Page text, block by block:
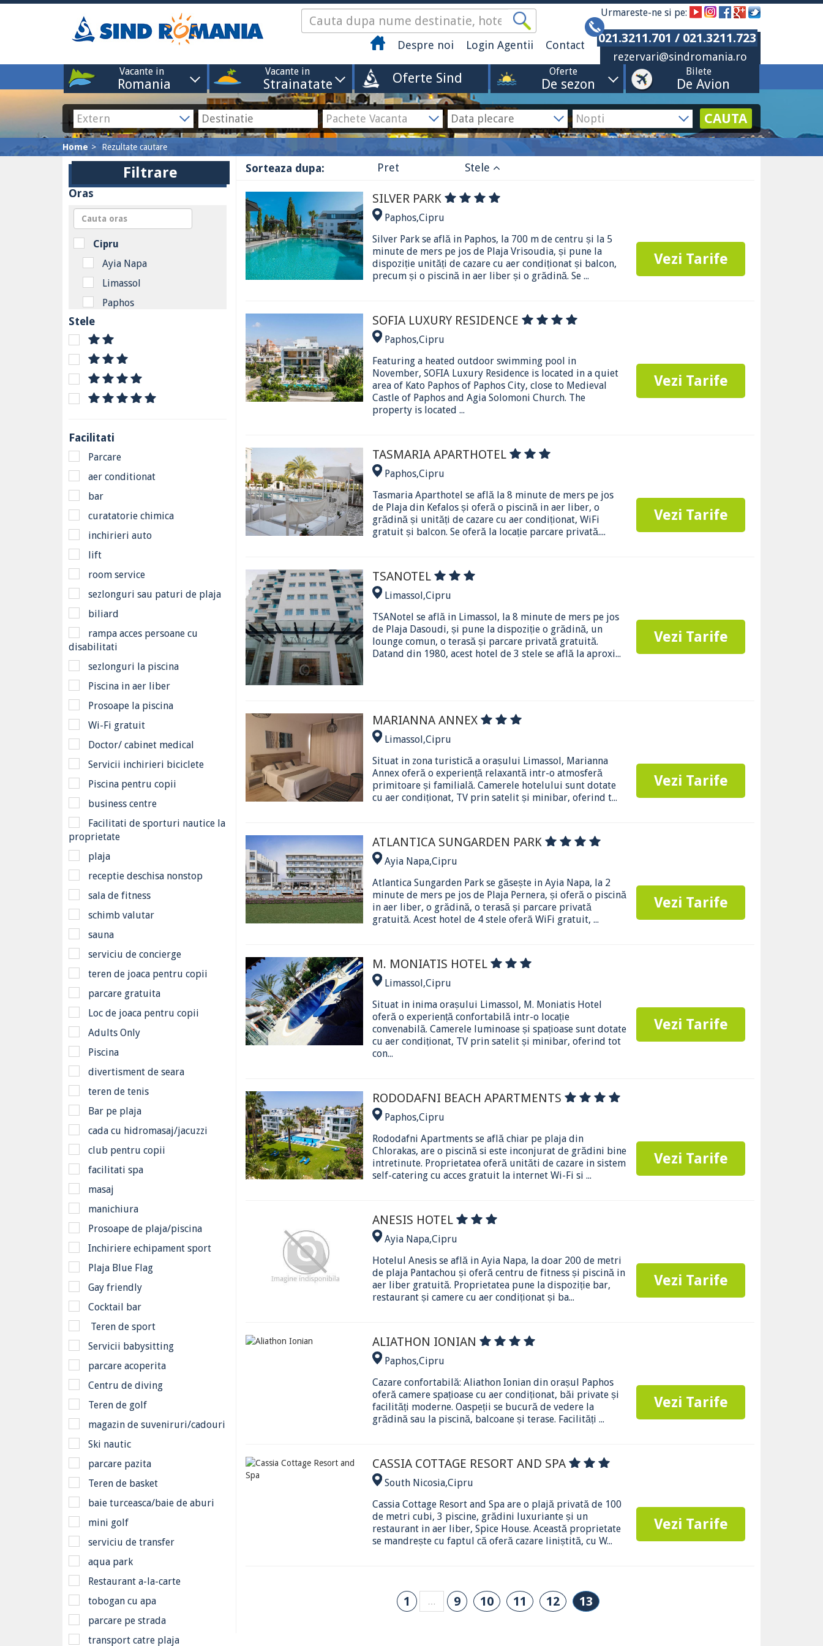
Despre noi Login Agentii Contact
Urmareste-ne si pe:
021.3211.701 / 021.3211.723
rezervari@sindromania.ro
Vacante in
Romania
Vacante in
Strainatate Oferte Sind Oferte
De sezon
Bilete
De Avion
CAUTA
Home Rezultate cautare
Filtrare
Oras
Cipru
Ayia Napa
Limassol
Paphos
Grecia
Regiunea Creta - Heraklion
Regiunea Larnaca
Protaras
Chloraka
Coral Bay
Polis
Stele
Facilitati
Parcare
aer conditionat
bar
curatatorie chimica
inchirieri auto
lift
room service
sezlonguri sau paturi de plaja
biliard
rampa acces persoane cu
disabilitati
sezlonguri la piscina
Piscina in aer liber
Prosoape la piscina
Wi-Fi gratuit
Doctor/ cabinet medical
Servicii inchirieri biciclete
Piscina pentru copii
business centre
Facilitati de sporturi nautice la
proprietate
plaja
receptie deschisa nonstop
sala de fitness
schimb valutar
sauna
serviciu de concierge
teren de joaca pentru copii
parcare gratuita
Loc de joaca pentru copii
Adults Only
Piscina
divertisment de seara
teren de tenis
Bar pe plaja
cada cu hidromasaj/jacuzzi
club pentru copii
facilitati spa
masaj
manichiura
Prosoape de plaja/piscina
Inchiriere echipament sport
Plaja Blue Flag
Gay friendly
Cocktail bar
Teren de sport
Servicii babysitting
parcare acoperita
Centru de diving
Teren de golf
magazin de suveniruri/cadouri
Ski nautic
parcare pazita
Teren de basket
baie turceasca/baie de aburi
mini golf
serviciu de transfer
aqua park
Restaurant a-la-carte
tobogan cu apa
parcare pe strada
transport catre plaja
Sorteaza dupa: Pret Stele
SILVER PARK
Paphos,Cipru
Silver Park se află in Paphos, la 700 m de centru și la 5
minute de mers pe jos de Plaja Vrisoudia, și pune la
dispoziție unități de cazare cu aer condiționat și balcon,
precum și o piscină in aer liber și o grădină. Se ...
Vezi Tarife
SOFIA LUXURY RESIDENCE
Paphos,Cipru
Featuring a heated outdoor swimming pool in
November, SOFIA Luxury Residence is located in a quiet
area of Kato Paphos of Paphos City, close to Medieval
Castle of Paphos and Agia Solomoni Church. The
property is located ...
Vezi Tarife
TASMARIA APARTHOTEL
Paphos,Cipru
Tasmaria Aparthotel se află la 8 minute de mers pe jos
de Plaja din Kefalos și oferă o piscină in aer liber, o
grădină și unități de cazare cu aer condiționat, WiFi
gratuit și balcon. Se oferă la locație parcare privată....
Vezi Tarife
TSANOTEL
Limassol,Cipru
TSANotel se află in Limassol, la 8 minute de mers pe jos
de Plaja Dasoudi, și pune la dispoziție o grădină, un
lounge comun, o terasă și parcare privată gratuită.
Datand din 1980, acest hotel de 3 stele se află la aproxi...
Vezi Tarife
MARIANNA ANNEX
Limassol,Cipru
Situat in zona turistică a orașului Limassol, Marianna
Annex oferă o experiență relaxantă intr-o atmosferă
primitoare și familială. Camerele hotelului sunt dotate
cu aer condiționat, TV prin satelit și minibar, oferind t...
Vezi Tarife
ATLANTICA SUNGARDEN PARK
Ayia Napa,Cipru
Atlantica Sungarden Park se găsește in Ayia Napa, la 2
minute de mers pe jos de Plaja Pernera, și oferă o piscină
in aer liber, o grădină, o terasă și parcare privată
gratuită. Acest hotel de 4 stele oferă WiFi gratuit, ...
Vezi Tarife
M. MONIATIS HOTEL
Limassol,Cipru
Situat in inima orașului Limassol, M. Moniatis Hotel
oferă o experiență confortabilă intr-o locație
convenabilă. Camerele luminoase și spațioase sunt dotate
cu aer condiționat, TV prin satelit și minibar, oferind tot
con...
Vezi Tarife
RODODAFNI BEACH APARTMENTS
Paphos,Cipru
Rododafni Apartments se află chiar pe plaja din
Chlorakas, are o piscină si este inconjurat de grădini bine
intretinute. Proprietatea oferă unităti de cazare in sistem
self-catering cu acces gratuit la internet Wi-Fi si ...
Vezi Tarife
ANESIS HOTEL
Ayia Napa,Cipru
Hotelul Anesis se află in Ayia Napa, la doar 200 de metri
de plaja Pantachou și oferă centru de fitness și piscină in
aer liber gratuită. Proprietatea pune la dispoziție bar,
restaurant și camere cu aer condiționat și ba...
Vezi Tarife
ALIATHON IONIAN
Paphos,Cipru
Cazare confortabilă: Aliathon Ionian din orașul Paphos
oferă camere spațioase cu aer condiționat, băi private și
facilități moderne. Oaspeții se bucură de vedere la
grădină sau la piscină, balcoane și terase. Facilități ...
Vezi Tarife
CASSIA COTTAGE RESORT AND SPA
South Nicosia,Cipru
Cassia Cottage Resort and Spa are o plajă privată de 100
de metri cubi, 3 piscine, grădini luxuriante și un
restaurant in aer liber, Spice House. Această proprietate
se mandrește cu faptul că oferă cazare liniștită, cu W...
Vezi Tarife
1 9 10 11 12 13